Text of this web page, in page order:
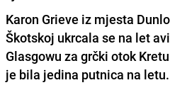
Karon Grieve iz mjesta
Škotskoj ukrcala se na let
Glasgowu za grčki otok Kretu
je bila jedina putnica na letu.